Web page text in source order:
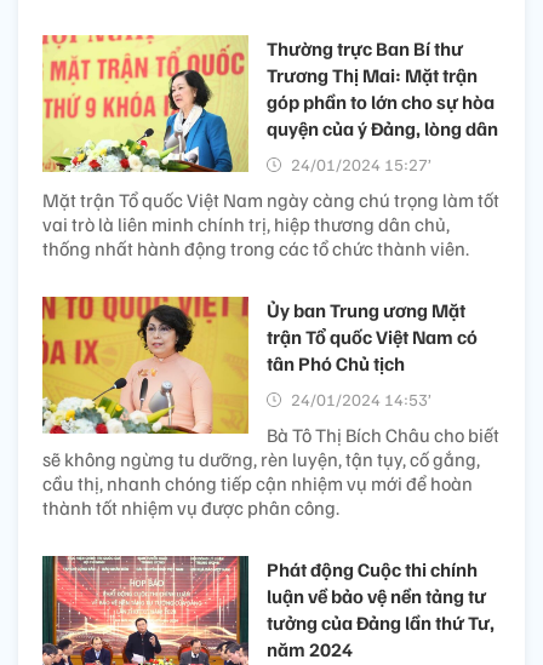
Thường trực Ban Bí thư
Trương Thị Mai: Mặt trận
góp phần to lớn cho sự hòa
quyện của ý Đảng, lòng dân
24/01/2024 15:27’
Mặt trận Tổ quốc Việt Nam ngày càng chú trọng làm tốt
vai trò là liên minh chính trị, hiệp thương dân chủ,
thống nhất hành động trong các tổ chức thành viên.
Ủy ban Trung ương Mặt
trận Tổ quốc Việt Nam có
tân Phó Chủ tịch
24/01/2024 14:53’
Bà Tô Thị Bích Châu cho biết
sẽ không ngừng tu dưỡng, rèn luyện, tận tụy, cố gắng,
cầu thị, nhanh chóng tiếp cận nhiệm vụ mới để hoàn
thành tốt nhiệm vụ được phân công.
Phát động Cuộc thi chính
luận về bảo vệ nền tảng tư
tưởng của Đảng lần thứ Tư,
năm 2024